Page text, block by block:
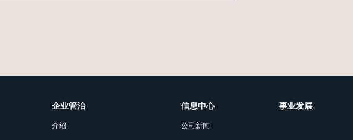
企业管治
介绍
信息中心
公司新闻
事业发展